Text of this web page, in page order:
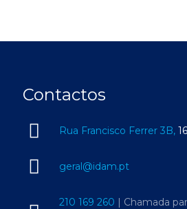
Contactos
Rua Francisco Ferrer 3B,
geral@idam.pt
210 169 260 | Chamada